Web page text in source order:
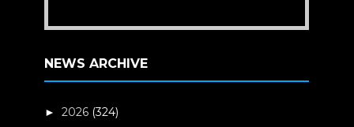
NEWS ARCHIVE
►2026 (324)